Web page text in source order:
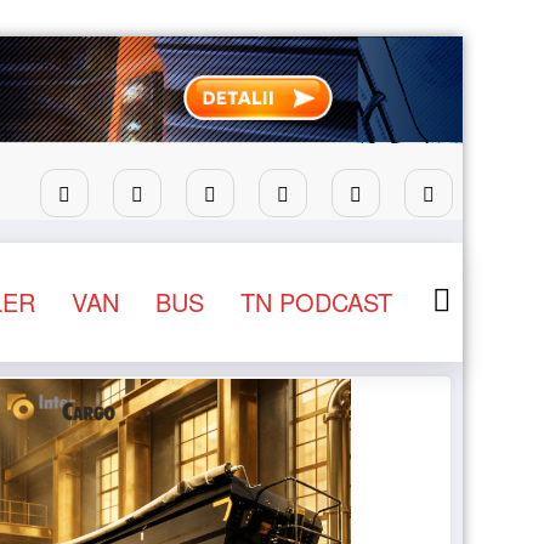
VAN BUS TN PODCAST
Lars Ljungström a fost numit director
NEWS STIRI